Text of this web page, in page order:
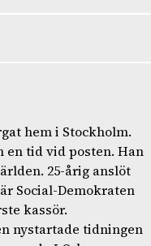
hem i Stockholm.
en tid vid posten. Han
25-årig anslöt
Social-Demokraten
kassör.
nystartade tidningen